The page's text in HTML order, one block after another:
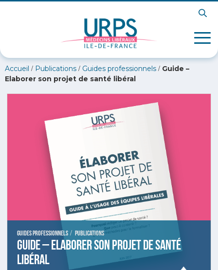
Accueil / Publications / Guides professionnels / Guide –
Elaborer son projet de santé libéral
Guides professionnels / Publications
Guide – Elaborer son projet de santé
libéral